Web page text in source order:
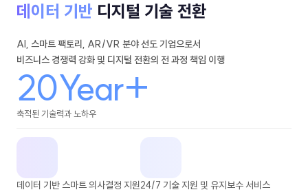
데이터 기반 디지털 기술 전환
AI, 스마트 팩토리, AR/VR 분야 선도 기업으로서
비즈니스 경쟁력 강화 및 디지털 전환의 전 과정 책임 이행
20Year+
축적된 기술력과 노하우
데이터 기반 스마트 의사결정 지원24/7 기술 지원 및 유지보수 서비스